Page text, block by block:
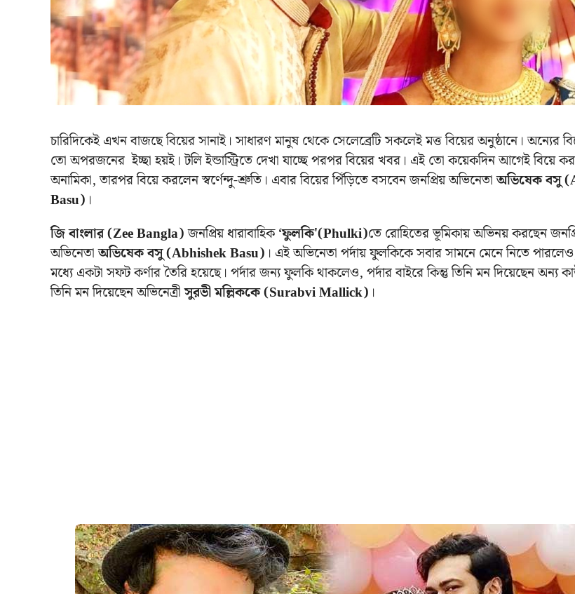
চারিদিকেই এখন বাজছে বিয়ের সানাই। সাধারণ মানুষ থেকে সেলেব্রেটি সকলেই মত্ত বিয়ের অনুষ্ঠানে। অন্যের
তো অপরজনের ইচ্ছা হয়ই। টলি ইন্ডাস্ট্রিতে দেখা যাচ্ছে পরপর বিয়ের খবর। এই তো কয়েকদিন আগেই বিয়ে
অনামিকা, তারপর বিয়ে করলেন স্বর্ণেন্দু-শ্রুতি। এবার বিয়ের পিঁড়িতে বসবেন জনপ্রিয় অভিনেতাঅভিষেক বসু
Basu) ।
জি বাংলার (Zee Bangla)জনপ্রিয় ধারাবাহিক‘ফুলকি'(Phulki)তে রোহিতের ভূমিকায় অভিনয় করছেন
অভিনেতাঅভিষেক বসু (Abhishek Basu) । এই অভিনেতা পর্দায় ফুলকিকে সবার সামনে মেনে নিতে
মধ্যে একটা সফট কর্ণার তৈরি হয়েছে। পর্দার জন্য ফুলকি থাকলেও, পর্দার বাইরে কিন্তু তিনি মন দিয়েছেন অন্য
তিনি মন দিয়েছেন অভিনেত্রীসুরভী মল্লিককে (Surabvi Mallick) ।